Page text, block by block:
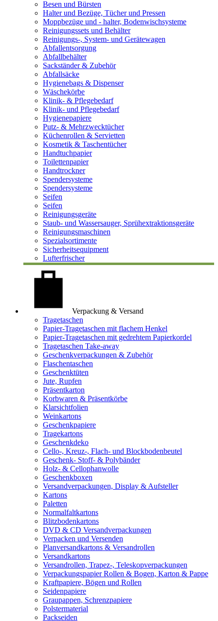
Besen und Bürsten
Halter und Bezüge, Tücher und Pressen
Moppbezüge und - halter, Bodenwischsysteme
Reinigungssets und Behälter
Reinigungs-, System- und Gerätewagen
Abfallentsorgung
Abfallbehälter
Sackständer & Zubehör
Abfallsäcke
Hygienebags & Dispenser
Wäschekörbe
Klinik- & Pflegebedarf
Klinik- und Pflegebedarf
Hygienepapiere
Putz- & Mehrzwecktücher
Küchenrollen & Servietten
Kosmetik & Taschentücher
Handtuchpapier
Toilettenpapier
Handtrockner
Spendersysteme
Spendersysteme
Seifen
Seifen
Reinigungsgeräte
Staub- und Wassersauger, Sprühextraktionsgeräte
Reinigungsmaschinen
Spezialsortimente
Sicherheitsequipment
Lufterfrischer
Verpackung & Versand
Tragetaschen
Papier-Tragetaschen mit flachem Henkel
Papier-Tragetaschen mit gedrehtem Papierkordel
Tragetaschen Take-away
Geschenkverpackungen & Zubehör
Flaschentaschen
Geschenktüten
Jute, Rupfen
Präsentkarton
Korbwaren & Präsentkörbe
Klarsichtfolien
Weinkartons
Geschenkpapiere
Tragekartons
Geschenkdeko
Cello-, Kreuz-, Flach- und Blockbodenbeutel
Geschenk- Stoff- & Polybänder
Holz- & Cellophanwolle
Geschenkboxen
Versandverpackungen, Display & Aufsteller
Kartons
Paletten
Normalfaltkartons
Blitzbodenkartons
DVD & CD Versandverpackungen
Verpacken und Versenden
Planversandkartons & Versandrollen
Versandkartons
Versandrollen, Trapez-, Teleskopverpackungen
Verpackungspapier Rollen & Bogen, Karton & Pappe
Kraftpapiere, Bögen und Rollen
Seidenpapiere
Graupappen, Schrenzpapiere
Polstermaterial
Packseiden